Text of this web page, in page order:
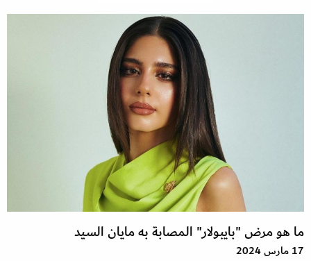
ما هو مرض "بايبولار" المصابة به مايان السيد
17 مارس 2024